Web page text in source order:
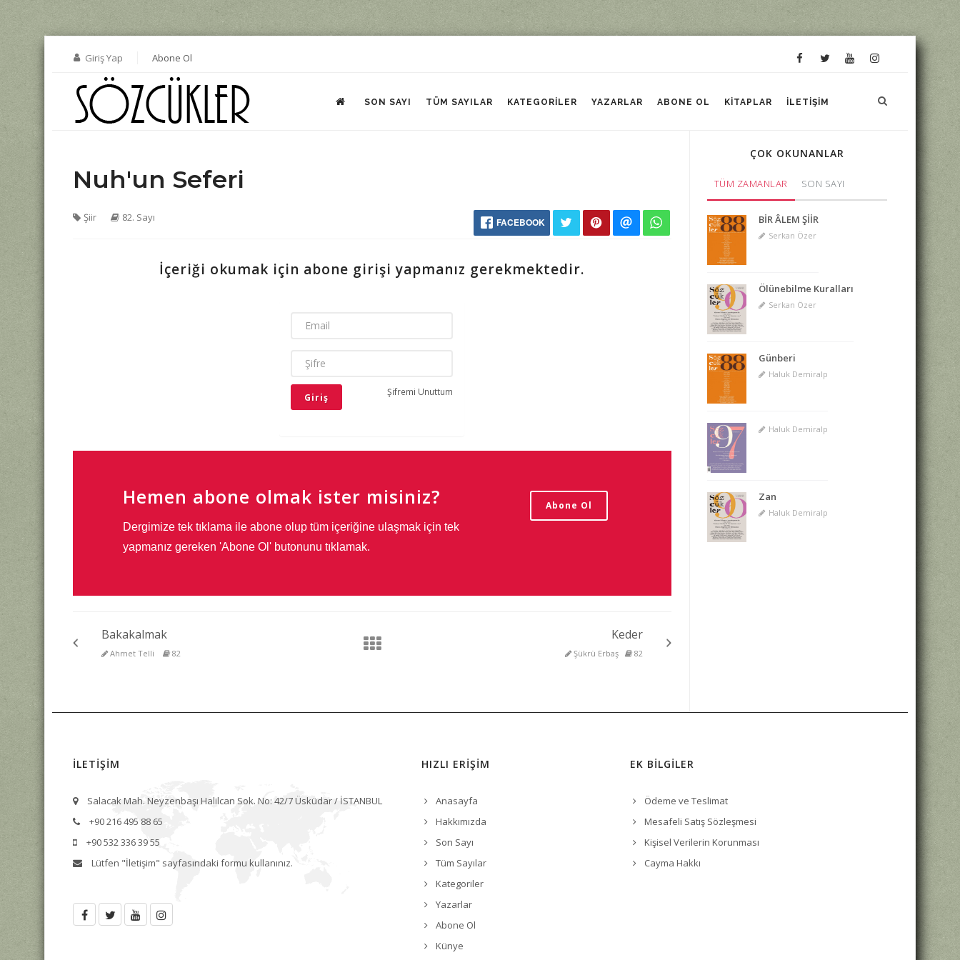
Giriş Yap Abone Ol
SON SAYI TÜM SAYILAR KATEGORILER YAZARLAR ABONE OL KITAPLAR İLETIŞIM
Nuh'un Seferi
Şiir 82. Sayı FACEBOOK
İçeriği okumak için abone girişi yapmanız gerekmektedir.
EMAIL
ŞIFRE
Şifremi Unuttum
Hemen abone olmak ister misiniz?
Dergimize tek tıklama ile abone olup tüm içeriğine ulaşmak için tek
yapmanız gereken 'Abone Ol' butonunu tıklamak.
Abone Ol
Bakakalmak
Ahmet Telli 82
Keder
Şükrü Erbaş 82
ÇOK OKUNANLAR
TÜM ZAMANLAR SON SAYI
BİR ÂLEM ŞİİR
Serkan Özer
Ölünebilme Kuralları
Serkan Özer
Günberi
Haluk Demiralp
Haluk Demiralp
Zan
Haluk Demiralp
İLETİŞİM
Salacak Mah. Neyzenbaşı Halilcan Sok. No: 42/7 Üsküdar / İSTANBUL
+90 216 495 88 65
+90 532 336 39 55
Lütfen "İletişim" sayfasındaki formu kullanınız.
HIZLI ERİŞİM
Anasayfa
Hakkımızda
Son Sayı
Tüm Sayılar
Kategoriler
Yazarlar
Abone Ol
Künye
EK BİLGİLER
Ödeme ve Teslimat
Mesafeli Satış Sözleşmesi
Kişisel Verilerin Korunması
Cayma Hakkı